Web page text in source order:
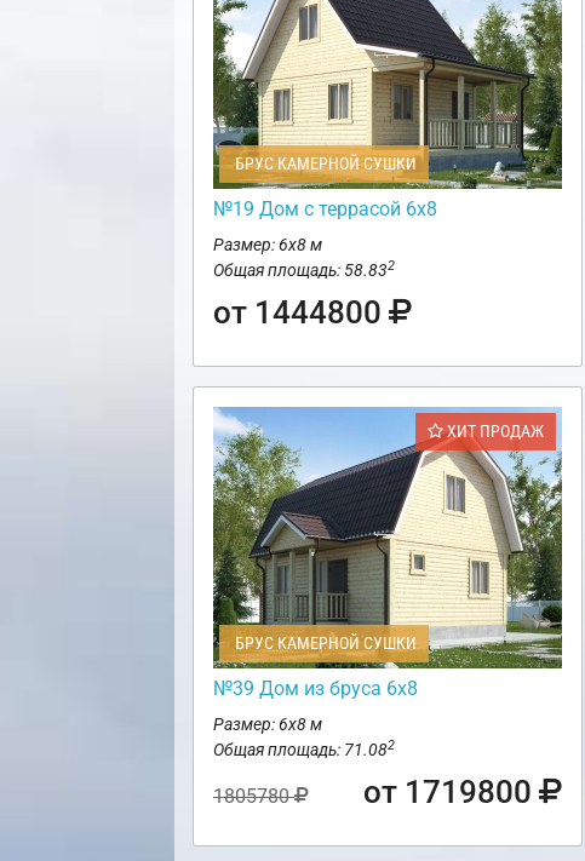
БРУС КАМЕРНОЙ СУШКИ
№19 Дом с террасой 6х8
Размер: 6х8 м
Общая площадь: 58.832
от 1444800
ХИТ ПРОДАЖ
БРУС КАМЕРНОЙ СУШКИ
№39 Дом из бруса 6х8
Размер: 6х8 м
Общая площадь: 71.082
1805780 от 1719800